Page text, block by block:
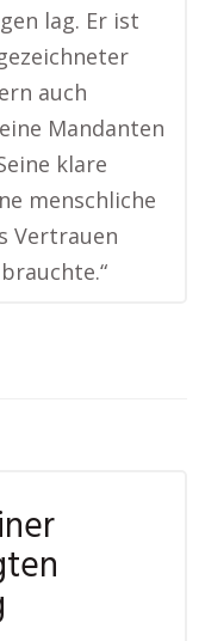
lag. Er ist
auch
Mandanten
klare
menschliche
Vertrauen